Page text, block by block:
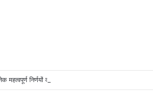
महत्वपूर्ण निर्णयों को मंडल की बैठक में मिली स्वीकृति